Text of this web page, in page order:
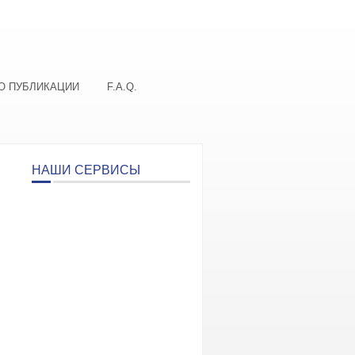
ПУБЛИКАЦИИ F.A.Q.
НАШИ СЕРВИСЫ